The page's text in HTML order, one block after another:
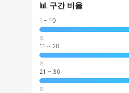
📊 구간 비율
1 ~ 10
%
11 ~ 20
%
21 ~ 30
%